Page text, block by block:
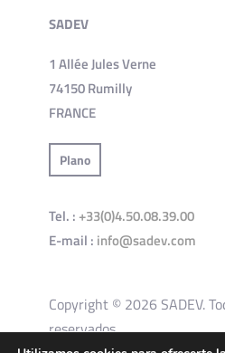
SADEV
1 Allée Jules Verne
74150 Rumilly
FRANCE
Plano
Tel. : +33(0)4.50.08.39.00
E-mail : info@sadev.com
Copyright © 2026 SADEV.
reservados.